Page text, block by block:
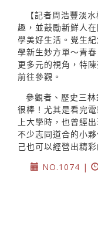
【記者周浩豐淡
趣，並鼓勵新鮮人
學美好生活。覺生
學新生妙方單～青
更多元的視角，特
前往參觀。
參觀者、歷史三
很棒！尤其是看完
上大學時，也曾經
不少志同道合的小
己也可以經營出精彩
NO.1074 |